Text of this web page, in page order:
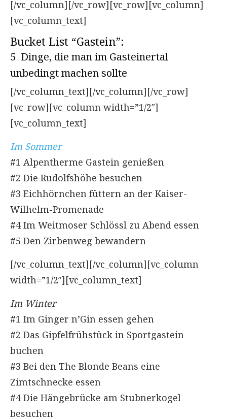
[/vc_column][/vc_row][vc_row][vc_column]
[vc_column_text]
Bucket List “Gastein”:
5 Dinge, die man im Gasteinertal
unbedingt machen sollte
[/vc_column_text][/vc_column][/vc_row]
[vc_row][vc_column width=”1/2″]
[vc_column_text]
Im Sommer
#1 Alpentherme Gastein genießen
#2 Die Rudolfshöhe besuchen
#3 Eichhörnchen füttern an der Kaiser-
Wilhelm-Promenade
#4 Im Weitmoser Schlössl zu Abend essen
#5 Den Zirbenweg bewandern
[/vc_column_text][/vc_column][vc_column
width=”1/2″][vc_column_text]
Im Winter
#1 Im Ginger n’Gin essen gehen
#2 Das Gipfelfrühstück in Sportgastein
buchen
#3 Bei den The Blonde Beans eine
Zimtschnecke essen
#4 Die Hängebrücke am Stubnerkogel
besuchen